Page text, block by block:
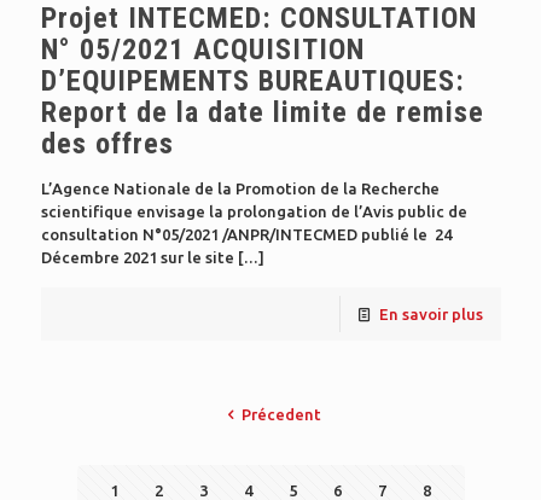
Projet INTECMED: CONSULTATION
N° 05/2021 ACQUISITION
D’EQUIPEMENTS BUREAUTIQUES:
Report de la date limite de remise
des offres
L’Agence Nationale de la Promotion de la Recherche
scientifique envisage la prolongation de l’Avis public de
consultation N°05/2021 /ANPR/INTECMED publié le 24
Décembre 2021 sur le site […]
En savoir plus
Précedent
1 2 3 4 5 6 7 8